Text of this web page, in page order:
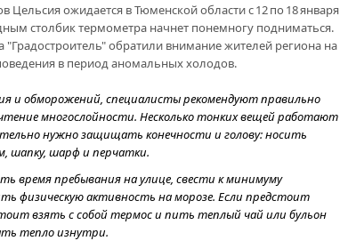
Цельсия ожидается в Тюменской области с 12 по 18 января
столбик термометра начнет понемногу подниматься.
обратили внимание жителей региона на
в период аномальных холодов.
и обморожений, специалисты рекомендуют правильно
многослойности. Несколько тонких вещей работают
нужно защищать конечности и голову: носить
шапку, шарф и перчатки.
время пребывания на улице, свести к минимуму
физическую активность на морозе. Если предстоит
взять с собой термос и пить теплый чай или бульон
тепло изнутри.